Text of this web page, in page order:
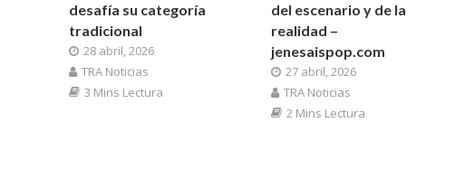
desafía su categoría
tradicional
28 abril, 2026
TRA Noticias
3 Mins Lectura
del escenario y de la
realidad –
jenesaispop.com
27 abril, 2026
TRA Noticias
2 Mins Lectura